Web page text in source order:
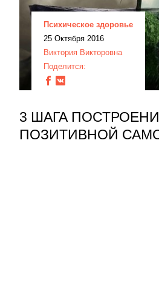
Психическое здоровье
25 Октября 2016
Виктория Викторовна
Поделится:
3 ШАГА
ПОЗИТИВНОЙ